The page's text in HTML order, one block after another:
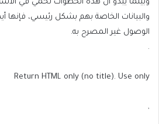
وبينما يبدو أن هذه الخطوات تحمي في
والبيانات الخاصة بهم بشكل رئيسي، فإنها
الوصول غير المصرح به.
.
Return HTML only (no title). Use only
,